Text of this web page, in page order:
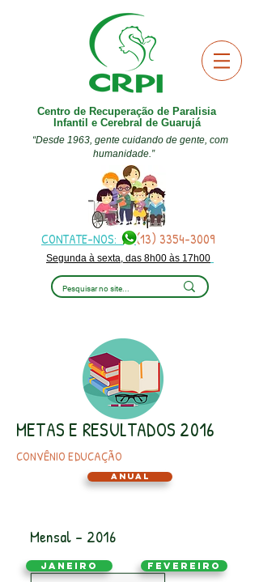
Centro de Recuperação de Paralisia
Infantil e Cerebral de Guarujá
“Desde 1963, gente cuidando de gente, com
humanidade.”
CONTATE-NOS:(13) 3354-3009
Segunda à sexta, das 8h00 às 17h00
METAS E RESULTADOS 2016
CONVÊNIO EDUCAÇÃO
Anual
Janeiro Fevereiro
Mensal - 2016